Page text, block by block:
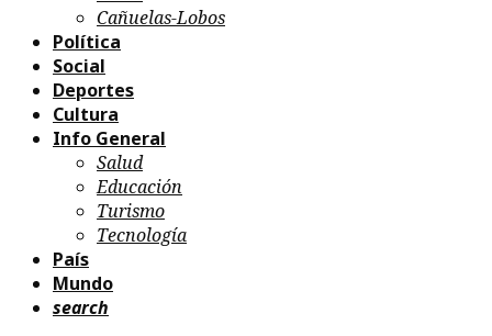
Cañuelas-Lobos
Política
Social
Deportes
Cultura
Info General
Salud
Educación
Turismo
Tecnología
País
Mundo
search